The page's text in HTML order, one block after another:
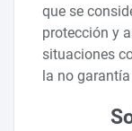
que se
protección y
situaciones
la no